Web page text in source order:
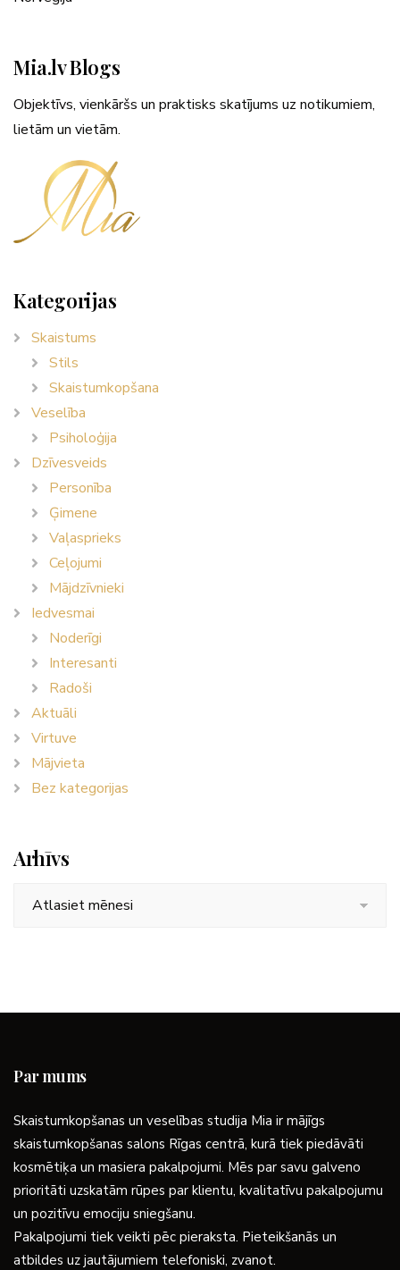
Mia.lv Blogs
Objektīvs, vienkāršs un praktisks skatījums uz notikumiem,
lietām un vietām.
Kategorijas
Skaistums
Stils
Skaistumkopšana
Veselība
Psiholoģija
Dzīvesveids
Personība
Ģimene
Vaļasprieks
Ceļojumi
Mājdzīvnieki
Iedvesmai
Noderīgi
Interesanti
Radoši
Aktuāli
Virtuve
Mājvieta
Bez kategorijas
Arhīvs
Par mums
Skaistumkopšanas un veselības studija Mia ir mājīgs
skaistumkopšanas salons Rīgas centrā, kurā tiek piedāvāti
kosmētiķa un masiera pakalpojumi. Mēs par savu galveno
prioritāti uzskatām rūpes par klientu, kvalitatīvu pakalpojumu
un pozitīvu emociju sniegšanu.
Pakalpojumi tiek veikti pēc pieraksta. Pieteikšanās un
atbildes uz jautājumiem telefoniski, zvanot.